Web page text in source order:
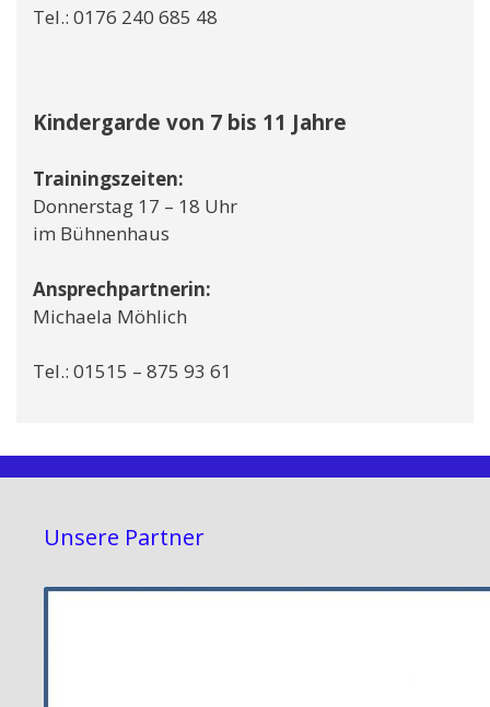
Tel.: 0176 240 685 48
Kindergarde von 7 bis 11 Jahre
Trainingszeiten:
Donnerstag 17 – 18 Uhr
im Bühnenhaus
Ansprechpartnerin:
Michaela Möhlich
Tel.: 01515 – 875 93 61
Unsere Partner